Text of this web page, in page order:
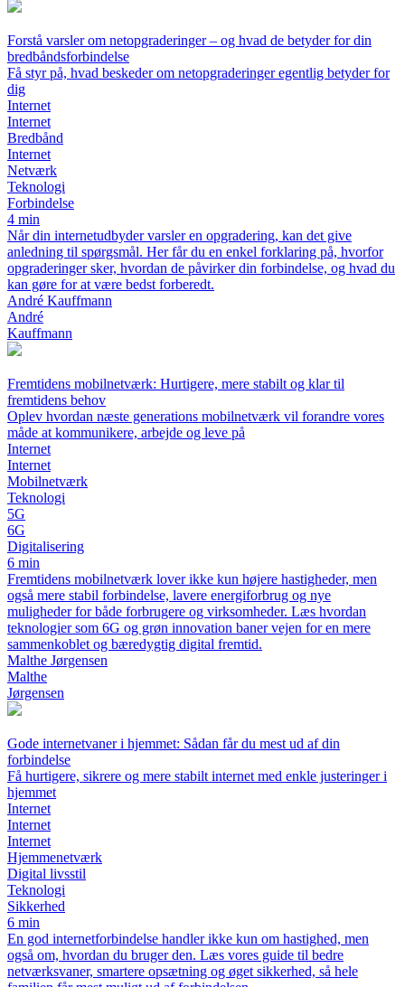
Forstå varsler om netopgraderinger – og hvad de betyder for din
bredbåndsforbindelse
Få styr på, hvad beskeder om netopgraderinger egentlig betyder for
dig
Internet
Internet
Bredbånd
Internet
Netværk
Teknologi
Forbindelse
4 min
Når din internetudbyder varsler en opgradering, kan det give
anledning til spørgsmål. Her får du en enkel forklaring på, hvorfor
opgraderinger sker, hvordan de påvirker din forbindelse, og hvad du
kan gøre for at være bedst forberedt.
André Kauffmann
André
Kauffmann
Fremtidens mobilnetværk: Hurtigere, mere stabilt og klar til
fremtidens behov
Oplev hvordan næste generations mobilnetværk vil forandre vores
måde at kommunikere, arbejde og leve på
Internet
Internet
Mobilnetværk
Teknologi
5G
6G
Digitalisering
6 min
Fremtidens mobilnetværk lover ikke kun højere hastigheder, men
også mere stabil forbindelse, lavere energiforbrug og nye
muligheder for både forbrugere og virksomheder. Læs hvordan
teknologier som 6G og grøn innovation baner vejen for en mere
sammenkoblet og bæredygtig digital fremtid.
Malthe Jørgensen
Malthe
Jørgensen
Gode internetvaner i hjemmet: Sådan får du mest ud af din
forbindelse
Få hurtigere, sikrere og mere stabilt internet med enkle justeringer i
hjemmet
Internet
Internet
Internet
Hjemmenetværk
Digital livsstil
Teknologi
Sikkerhed
6 min
En god internetforbindelse handler ikke kun om hastighed, men
også om, hvordan du bruger den. Læs vores guide til bedre
netværksvaner, smartere opsætning og øget sikkerhed, så hele